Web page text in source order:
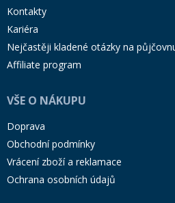
Kontakty
Kariéra
Nejčastěji kladené otázky na
Affiliate program
VŠE O NÁKUPU
Doprava
Obchodní podmínky
Vrácení zboží a reklamace
Ochrana osobních údajů